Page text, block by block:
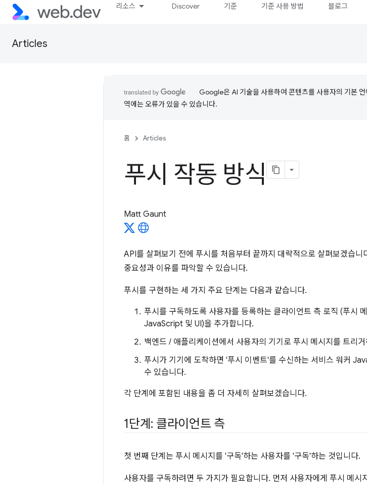
리소스 Discover 기준 기준 사용 방법 블로그
Articles
Google은 AI 기술을 사용하여 콘텐츠를 사용자의 기본
역에는 오류가 있을 수 있습니다.
홈 Articles
푸시 작동 방식
Matt Gaunt
API를 살펴보기 전에 푸시를 처음부터 끝까지 대략적으로 살펴보겠습
중요성과 이유를 파악할 수 있습니다.
푸시를 구현하는 세 가지 주요 단계는 다음과 같습니다.
푸시를 구독하도록 사용자를 등록하는 클라이언트 측 로직 (푸시
JavaScript 및 UI)을 추가합니다.
백엔드 / 애플리케이션에서 사용자의 기기로 푸시 메시지를 트리
푸시가 기기에 도착하면 '푸시 이벤트'를 수신하는 서비스 워커
수 있습니다.
각 단계에 포함된 내용을 좀 더 자세히 살펴보겠습니다.
1단계: 클라이언트 측
첫 번째 단계는 푸시 메시지를 '구독'하는 사용자를 '구독'하는 것입니다.
사용자를 구독하려면 두 가지가 필요합니다. 먼저 사용자에게 푸시 메시